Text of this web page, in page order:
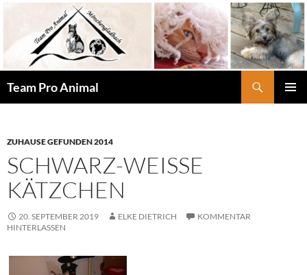
springen
Team Pro Animal
ZUHAUSE GEFUNDEN 2014
SCHWARZ-WEISSE K
ÄTZCHEN
20. SEPTEMBER 2019 ELKE DIETRICH
KOMMENTAR
HINTERLASSEN